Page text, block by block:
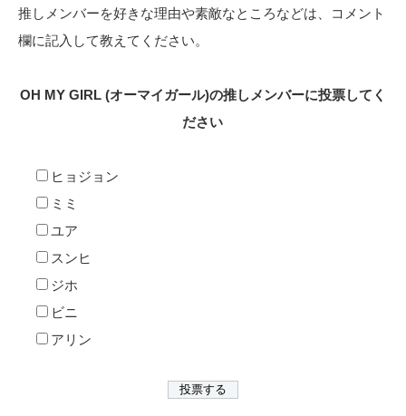
推しメンバーを好きな理由や素敵なところなどは、コメント
欄に記入して教えてください。
OH MY GIRL (オーマイガール)の推しメンバーに投票してく
ださい
ヒョジョン
ミミ
ユア
スンヒ
ジホ
ビニ
アリン